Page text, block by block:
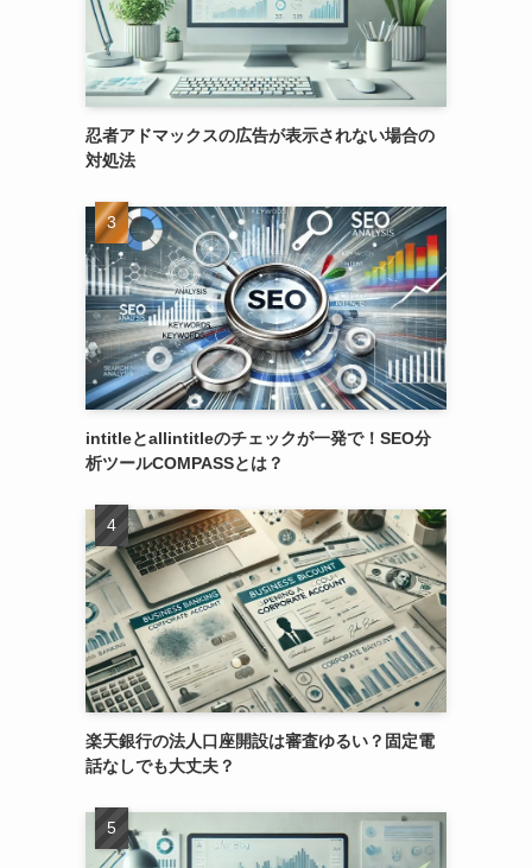
忍者アドマックスの広告が表示されない場合の
対処法
intitleとallintitleのチェックが一発で！SEO分
析ツールCOMPASSとは？
楽天銀行の法人口座開設は審査ゆるい？固定電
話なしでも大丈夫？